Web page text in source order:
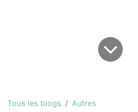
Tous les blogs
Autres